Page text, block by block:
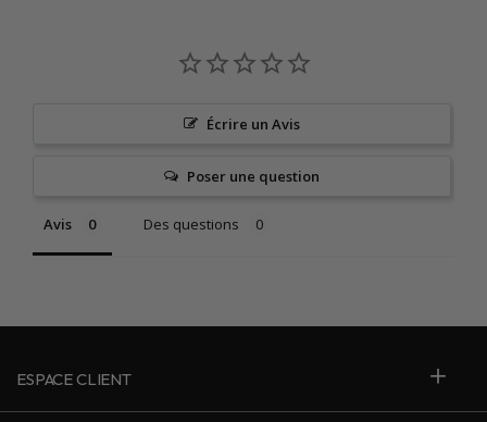
Écrire un Avis
Poser une question
Avis Des questions
ESPACE CLIENT